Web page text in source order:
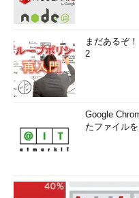
まだあるぞ
2
Google
たファイル